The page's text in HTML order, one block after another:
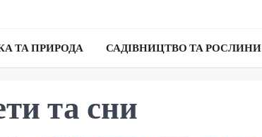
ТА ПРИРОДА САДІВНИЦТВО ТА РОСЛИНИ
та сни